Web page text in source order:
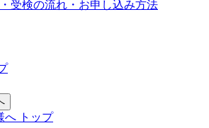
受検の流れ・お申し込み方法
へ トップ